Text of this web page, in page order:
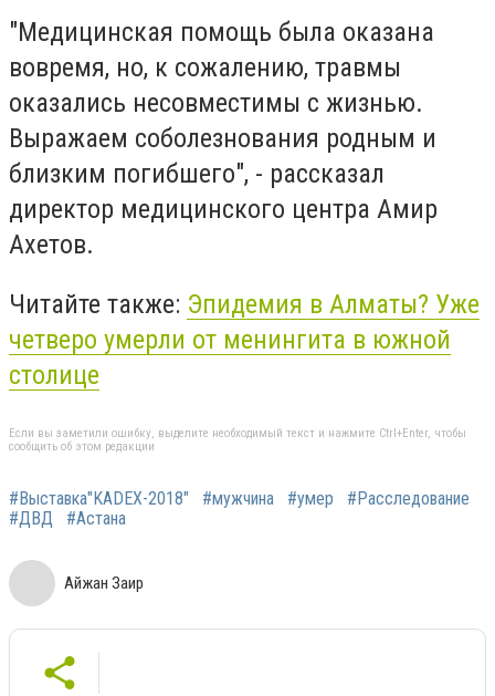
"Медицинская помощь была оказана
вовремя, но, к сожалению, травмы
оказались несовместимы с жизнью.
Выражаем соболезнования родным и
близким погибшего", - рассказал
директор медицинского центра Амир
Ахетов.
Читайте также: Эпидемия в Алматы? Уже
четверо умерли от менингита в южной
столице
Если вы заметили ошибку, выделите необходимый текст и нажмите Ctrl+Enter, чтобы
сообщить об этом редакции
#Выставка"KADEX-2018" #мужчина #умер
#Расследование
#ДВД
#Астана
Айжан Заир